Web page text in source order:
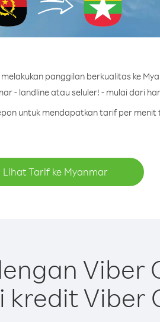
panggilan berkualitas ke
- landline atau seluler! - mulai dari
untuk mendapatkan tarif per menit
Lihat Tarif ke Myanmar
Viber
kredit Viber